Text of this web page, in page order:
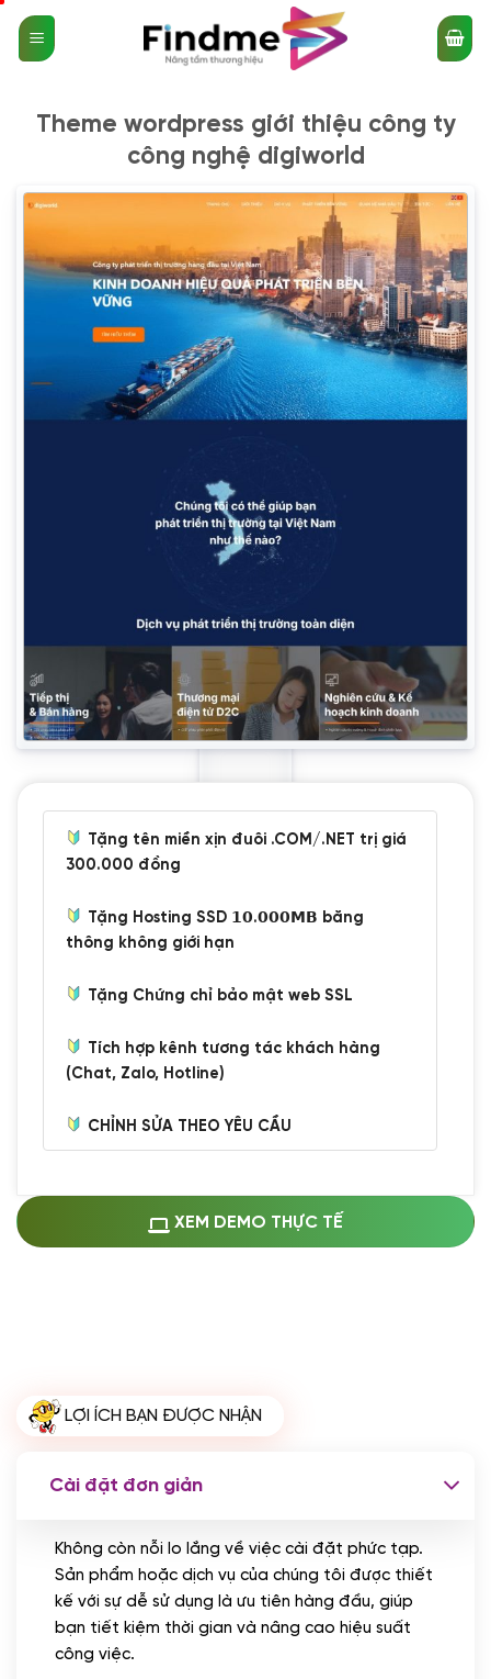
qua
nội
Theme wordpress giới thiệu công ty
công nghệ digiworld
Tặng tên miền xịn đuôi .COM/.NET trị giá
300.000 đồng
Tặng Hosting SSD 𝟭𝟬.𝟬𝟬𝟬𝗠𝗕 băng
thông không giới hạn
Tặng Chứng chỉ bảo mật web SSL
Tích hợp kênh tương tác khách hàng
(Chat, Zalo, Hotline)
CHỈNH SỬA THEO YÊU CẦU
Thay logo + thông tin doanh nghiệp
(+100.000 VND)
(+200.000 VND)
CÀI ĐẶT PLUGINS
Cài đặt plugin theo yêu cầu
(+100.000 VND)
Cài plugin xử lý thanh toán tự động qua
XEM DEMO THỰC TẾ
LỢI ÍCH BẠN ĐƯỢC NHẬN
Cài đặt đơn giản
Không còn nỗi lo lắng về việc cài đặt phức tạp.
Sản phẩm hoặc dịch vụ của chúng tôi được thiết
kế với sự dễ sử dụng là ưu tiên hàng đầu, giúp
bạn tiết kiệm thời gian và nâng cao hiệu suất
công việc.